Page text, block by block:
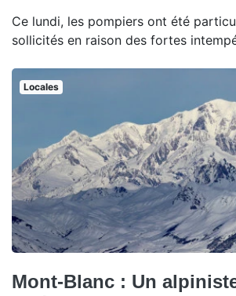
Ce lundi, les pompiers ont été
sollicités en raison des fortes
Locales
Mont-Blanc : Un